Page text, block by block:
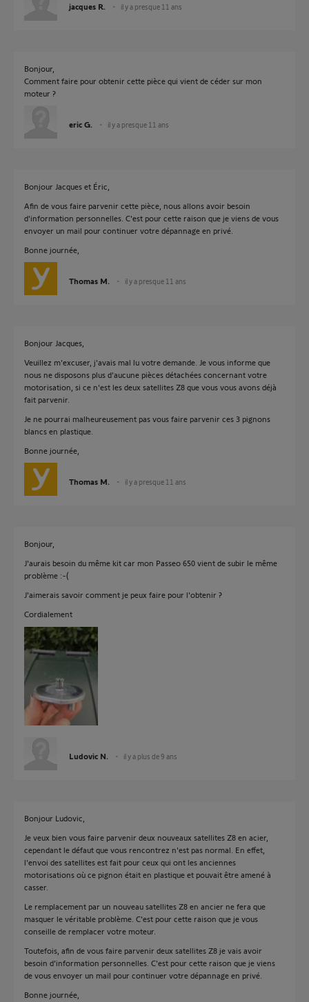
jacques R. il y a presque 11 ans
Bonjour,
Comment faire pour obtenir cette pièce qui vient de céder sur mon
moteur ?
eric G. il y a presque 11 ans
Bonjour Jacques et Éric,
Afin de vous faire parvenir cette pièce, nous allons avoir besoin
d'information personnelles. C'est pour cette raison que je viens de vous
envoyer un mail pour continuer votre dépannage en privé.
Bonne journée,
Thomas M. il y a presque 11 ans
Bonjour Jacques,
Veuillez m'excuser, j'avais mal lu votre demande. Je vous informe que
nous ne disposons plus d'aucune pièces détachées concernant votre
motorisation, si ce n'est les deux satellites Z8 que vous vous avons déjà
fait parvenir.
Je ne pourrai malheureusement pas vous faire parvenir ces 3 pignons
blancs en plastique.
Bonne journée,
Thomas M. il y a presque 11 ans
Bonjour,
J'aurais besoin du même kit car mon Passeo 650 vient de subir le même
problème :-(
J'aimerais savoir comment je peux faire pour l'obtenir ?
Cordialement
Ludovic N. il y a plus de 9 ans
Bonjour Ludovic,
Je veux bien vous faire parvenir deux nouveaux satellites Z8 en acier,
cependant le défaut que vous rencontrez n'est pas normal. En effet,
l'envoi des satellites est fait pour ceux qui ont les anciennes
motorisations où ce pignon était en plastique et pouvait être amené à
casser.
Le remplacement par un nouveau satellites Z8 en ancier ne fera que
masquer le véritable problème. C'est pour cette raison que je vous
conseille de remplacer votre moteur.
Toutefois, afin de vous faire parvenir deux satellites Z8 je vais avoir
besoin d'information personnelles. C'est pour cette raison que je viens
de vous envoyer un mail pour continuer votre dépannage en privé.
Bonne journée,